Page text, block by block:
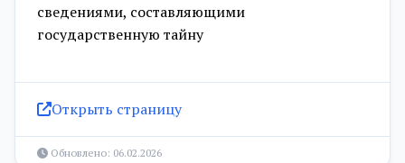
сведениями, составляющими
государственную тайну
Открыть страницу
Обновлено: 06.02.2026